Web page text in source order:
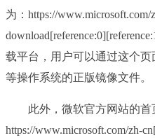
为：https://www.microsoft.com/
载平台，用户可以通过这个页
等操作系统的正版镜像文件。
此外，微软官方网站的首
https://www.microsoft.com/zh-